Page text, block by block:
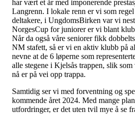
har vært et år med imponerende
Langrenn. I lokale renn er vi som
deltakere, i UngdomsBirken var vi
NorgesCup for juniorer er vi blant
Når da også våre seniorer fikk
NM stafett, så er vi en aktiv klubb på
nevne at de 6 løperne som
alle stegene i Kjelsås trappen, slik
nå er på vei opp trappa.
Samtidig ser vi med forventning og
kommende året 2024. Med mange
utfordringer, er det uten tvil mye å se